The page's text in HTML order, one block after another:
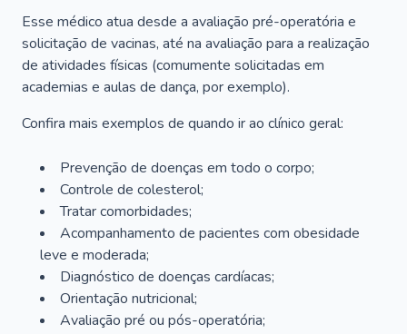
Esse médico atua desde a avaliação pré-operatória e
solicitação de vacinas, até na avaliação para a realização
de atividades físicas (comumente solicitadas em
academias e aulas de dança, por exemplo).
Confira mais exemplos de quando ir ao clínico geral:
Prevenção de doenças em todo o corpo;
Controle de colesterol;
Tratar comorbidades;
Acompanhamento de pacientes com obesidade
leve e moderada;
Diagnóstico de doenças cardíacas;
Orientação nutricional;
Avaliação pré ou pós-operatória;